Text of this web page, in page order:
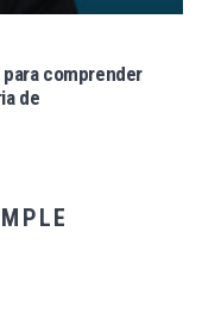
para comprender
de